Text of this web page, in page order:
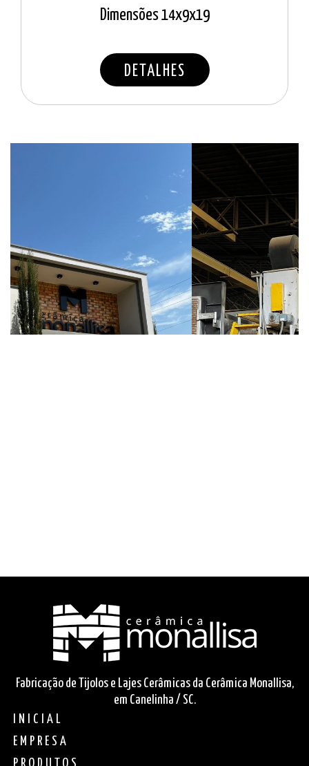
Dimensões 14x9x19
DETALHES
Fabricação de Tijolos e Lajes Cerâmicas da Cerâmica Monallisa,
em Canelinha / SC.
INICIAL
EMPRESA